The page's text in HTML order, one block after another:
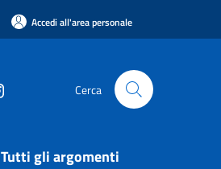
Accedi all'area personale
Cerca
Tutti gli argomenti